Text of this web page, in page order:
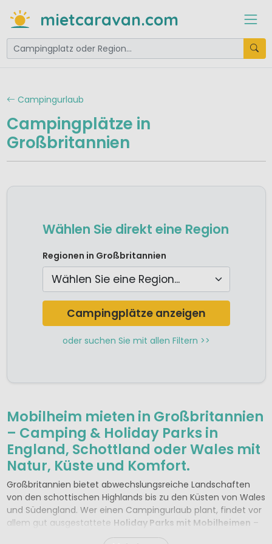
mietcaravan.com
Campingurlaub
Campingplätze in
Großbritannien
Wählen Sie direkt eine Region
Camping Nord-England
Camping Schottland
Camping Süd West-England
Camping Süd-England
Camping Wales
Regionen in Großbritannien
Campingplätze anzeigen
oder suchen Sie mit allen Filtern >>
Mobilheim mieten in Großbritannien
– Camping & Holiday Parks in
England, Schottland oder Wales mit
Natur, Küste und Komfort.
Großbritannien bietet abwechslungsreiche Landschaften
von den schottischen Highlands bis zu den Küsten von Wales
und Südengland. Wer einen Campingurlaub plant, findet vor
allem gut ausgestattete Holiday Parks mit Mobilheimen –
ideal für Familien und Paare. Viele Anlagen verfügen über